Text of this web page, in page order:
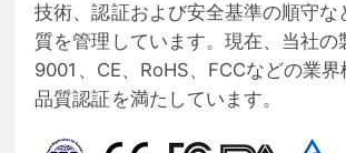
技術、認証および安全基準の順守な
質を管理しています。現在、当社の
9001、CE、RoHS、FCCなどの業
品質認証を満たしています。